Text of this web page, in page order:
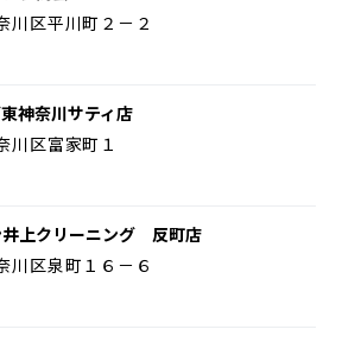
区平川町２－２
神奈川サティ店
区富家町１
上クリーニング 反町店
区泉町１６－６